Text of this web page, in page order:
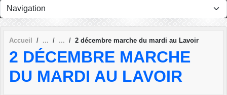
Accueil 2 décembre marche du mardi au Lavoir
2 DÉCEMBRE MARCHE
DU MARDI AU LAVOIR